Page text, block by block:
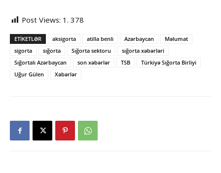
Post Views: 1. 378
ETIKETLƏR aksigorta atilla benli Azərbaycan
Məlumat
sigorta
sığorta Sığorta sektoru
sığorta xəbərləri
Sığortalı Azərbaycan
son xəbərlər TSB
Türkiyə Sığorta Birliyi
Uğur Gülen
Xəbərlər